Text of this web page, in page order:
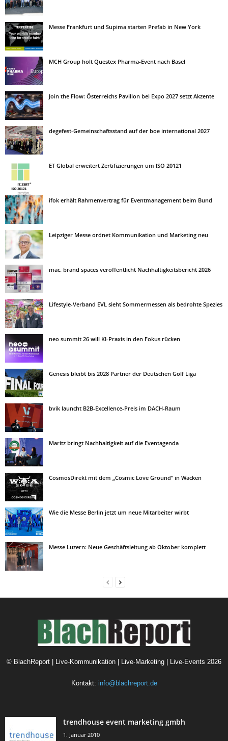
Messe Frankfurt und Supima starten Prefab in New York
MCH Group holt Questex Pharma-Event nach Basel
Join the Flow: Österreichs Pavillon bei Expo 2027 setzt Akzente
degefest-Gemeinschaftsstand auf der boe international 2027
ET Global erweitert Zertifizierungen um ISO 20121
ifok erhält Rahmenvertrag für Eventmanagement beim Bund
Leipziger Messe ordnet Kommunikation und Marketing neu
mac. brand spaces veröffentlicht Nachhaltigkeitsbericht 2026
Lifestyle-Verband EVL sieht Sommermessen als bedrohte Spezies
neo summit 26 will KI-Praxis in den Fokus rücken
Genesis bleibt bis 2028 Partner der Deutschen Golf Liga
bvik launcht B2B-Excellence-Preis im DACH-Raum
Maritz bringt Nachhaltigkeit auf die Eventagenda
CosmosDirekt mit dem „Cosmic Love Ground“ in Wacken
Wie die Messe Berlin jetzt um neue Mitarbeiter wirbt
Messe Luzern: Neue Geschäftsleitung ab Oktober komplett
© BlachReport | Live-Kommunikation | Live-Marketing | Live-Events 2026
Kontakt: info@blachreport.de
trendhouse event marketing gmbh
1. Januar 2010